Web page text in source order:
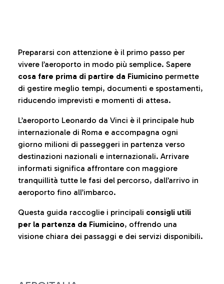
Prepararsi con attenzione è il primo passo per
vivere l’aeroporto in modo più semplice. Sapere
cosa fare prima di partire da Fiumicino permette
di gestire meglio tempi, documenti e spostamenti,
riducendo imprevisti e momenti di attesa.
L’aeroporto Leonardo da Vinci è il principale hub
internazionale di Roma e accompagna ogni
giorno milioni di passeggeri in partenza verso
destinazioni nazionali e internazionali. Arrivare
informati significa affrontare con maggiore
tranquillità tutte le fasi del percorso, dall’arrivo in
aeroporto fino all’imbarco.
Questa guida raccoglie i principali consigli utili
per la partenza da Fiumicino, offrendo una
visione chiara dei passaggi e dei servizi disponibili.